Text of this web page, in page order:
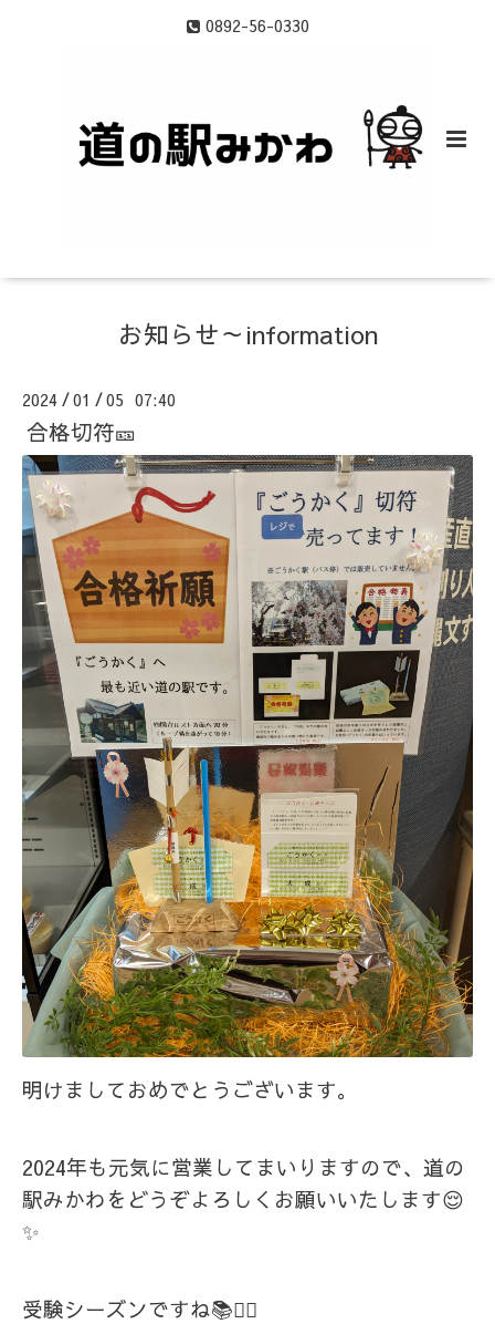
0892-56-0330
お知らせ～information
2024 /01 /05 07:40
合格切符🎫
明けましておめでとうございます。
2024年も元気に営業してまいりますので、道の
駅みかわをどうぞよろしくお願いいたします😌
✨
受験シーズンですね📚✍🏻